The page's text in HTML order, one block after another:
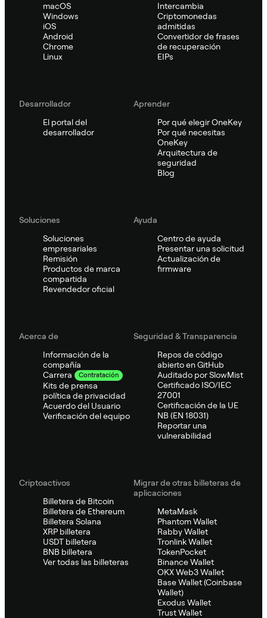
macOS
Windows
iOS
Android
Chrome
Linux
Intercambia
Criptomonedas
admitidas
Convertidor de frases
de recuperación
EIPs
Desarrollador
El portal del
desarrollador
Aprender
Por qué elegir OneKey
Por qué necesitas
OneKey
Arquitectura de
seguridad
Blog
Soluciones
Soluciones
empresariales
Remisión
Productos de marca
compartida
Revendedor oficial
Ayuda
Centro de ayuda
Presentar una solicitud
Actualización de
firmware
Acerca de
Información de la
compañía
Carrera
Contratación
Kits de prensa
política de privacidad
Acuerdo del Usuario
Verificación del equipo
Seguridad & Transparencia
Repos de código
abierto en GitHub
Auditado por SlowMist
Certificado ISO/IEC
27001
Certificación de la UE
NB (EN 18031)
Reportar una
vulnerabilidad
Criptoactivos
Billetera de Bitcoin
Billetera de Ethereum
Billetera Solana
XRP billetera
USDT billetera
BNB billetera
Ver todas las billeteras
Migrar de otras billeteras de
aplicaciones
MetaMask
Phantom Wallet
Rabby Wallet
Tronlink Wallet
TokenPocket
Binance Wallet
OKX Web3 Wallet
Base Wallet (Coinbase
Wallet)
Exodus Wallet
Trust Wallet